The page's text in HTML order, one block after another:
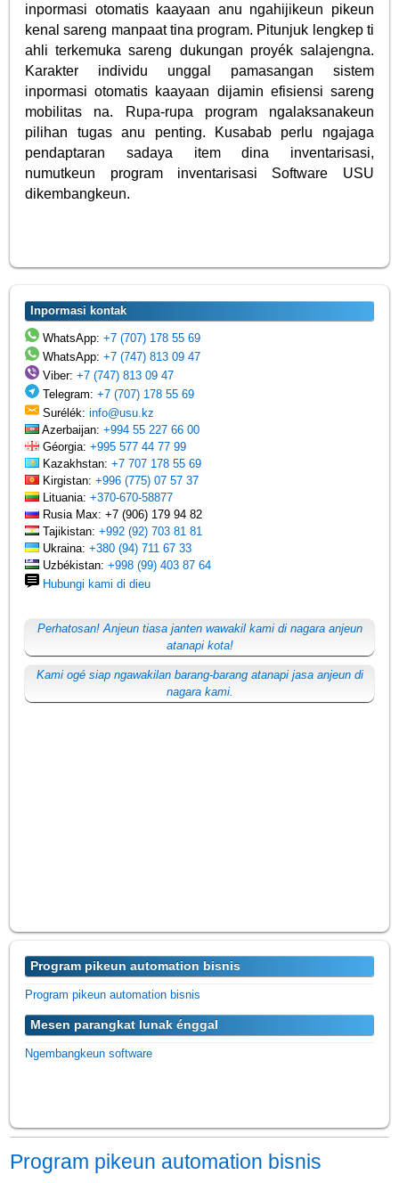
inpormasi otomatis kaayaan anu ngahijikeun pikeun
kenal sareng manpaat tina program. Pitunjuk lengkep ti
ahli terkemuka sareng dukungan proyék salajengna.
Karakter individu unggal pamasangan sistem
inpormasi otomatis kaayaan dijamin efisiensi sareng
mobilitas na. Rupa-rupa program ngalaksanakeun
pilihan tugas anu penting. Kusabab perlu ngajaga
pendaptaran sadaya item dina inventarisasi,
numutkeun program inventarisasi Software USU
dikembangkeun.
Inpormasi kontak
WhatsApp:+7 (707) 178 55 69
WhatsApp:+7 (747) 813 09 47
Viber:+7 (747) 813 09 47
Telegram:+7 (707) 178 55 69
Surélék:info@usu.kz
Azerbaijan:+994 55 227 66 00
Géorgia:+995 577 44 77 99
Kazakhstan:+7 707 178 55 69
Kirgistan:+996 (775) 07 57 37
Lituania:+370-670-58877
Rusia Max: +7 (906) 179 94 82
Tajikistan:+992 (92) 703 81 81
Ukraina:+380 (94) 711 67 33
Uzbékistan:+998 (99) 403 87 64
Hubungi kami di dieu
Perhatosan! Anjeun tiasa janten wawakil kami di nagara anjeun
atanapi kota!
Kami ogé siap ngawakilan barang-barang atanapi jasa anjeun di
nagara kami.
Program pikeun automation bisnis
Program pikeun automation bisnis
Mesen parangkat lunak énggal
Ngembangkeun software
Program pikeun automation bisnis